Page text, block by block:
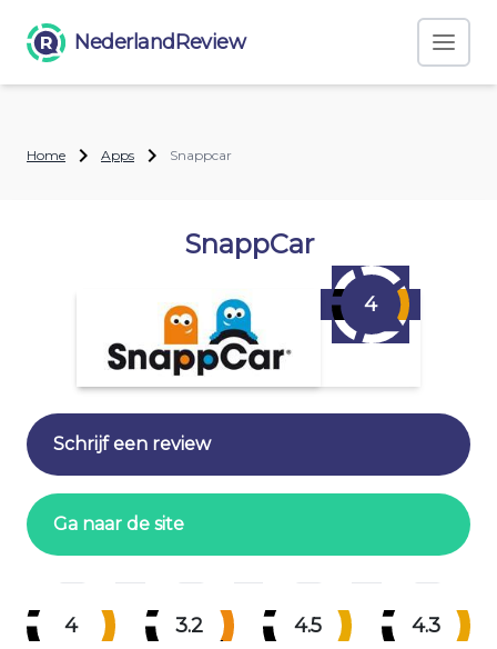
NederlandReview
Home Apps Snappcar
SnappCar
4
Schrijf een review
Ga naar de site
4 3.2 4.5 4.3